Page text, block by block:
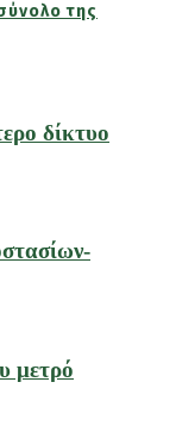
της
δίκτυο
μετρό